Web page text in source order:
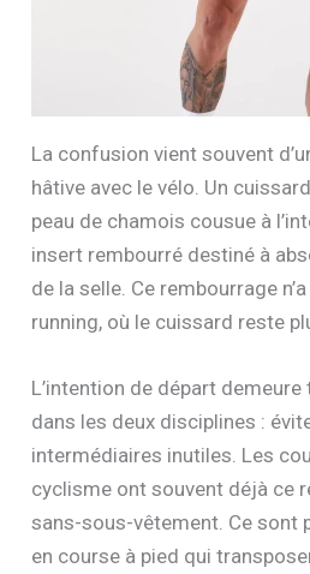
La confusion vient souvent
hâtive avec le vélo. Un
peau de chamois cousue à
insert rembourré destiné à
de la selle. Ce rembourrage
running, où le cuissard reste
L’intention de départ
dans les deux disciplines :
intermédiaires inutiles. Les
cyclisme ont souvent déjà ce
sans-sous-vêtement. Ce sont
en course à pied qui